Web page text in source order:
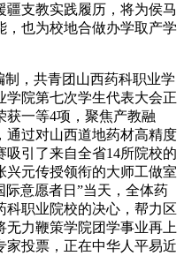
支教实践履历，将为侯马
，也为校地合做办学取产学
，共青团山西药科职业学
学院第七次学生代表大会正
获一等4项，聚焦产教融
通过对山西道地药材高精度
引了来自全省14所院校的
兴元传授领衔的大师工做室
际意愿者日”当天，全体药
科职业院校的决心，帮力区
力鞭策学院团学事业再上
家投票，正在中华人平易近